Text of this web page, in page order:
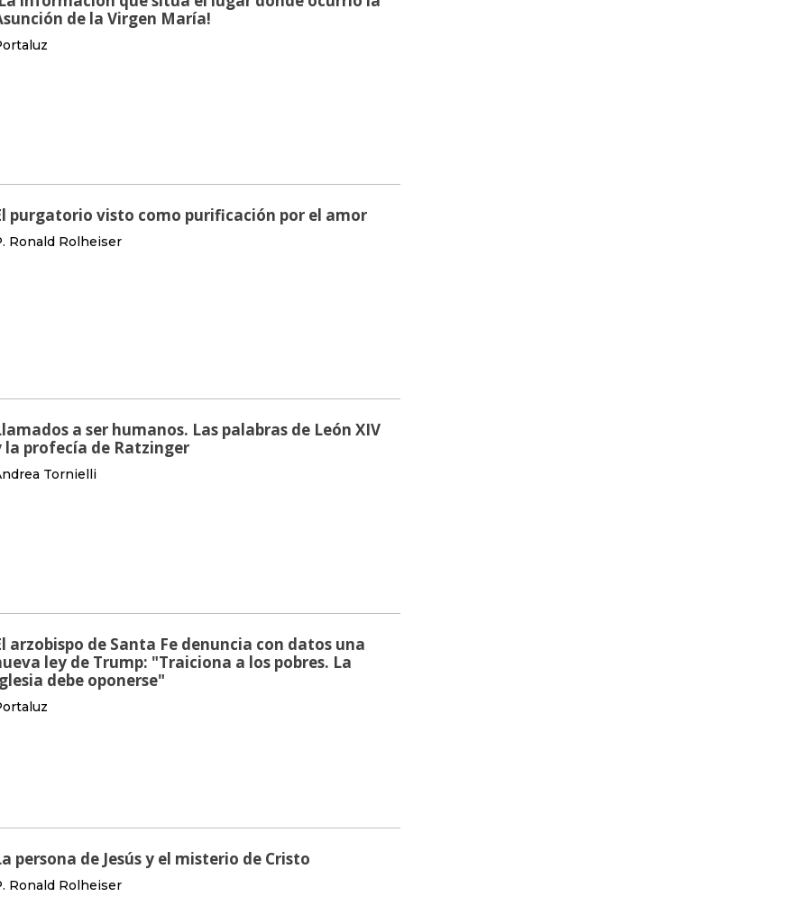
de la Virgen María!
purgatorio visto como purificación por el amor
Ronald Rolheiser
a ser humanos. Las palabras de León XIV
la profecía de Ratzinger
Tornielli
arzobispo de Santa Fe denuncia con datos una
ley de Trump: "Traiciona a los pobres. La
debe oponerse"
persona de Jesús y el misterio de Cristo
Ronald Rolheiser